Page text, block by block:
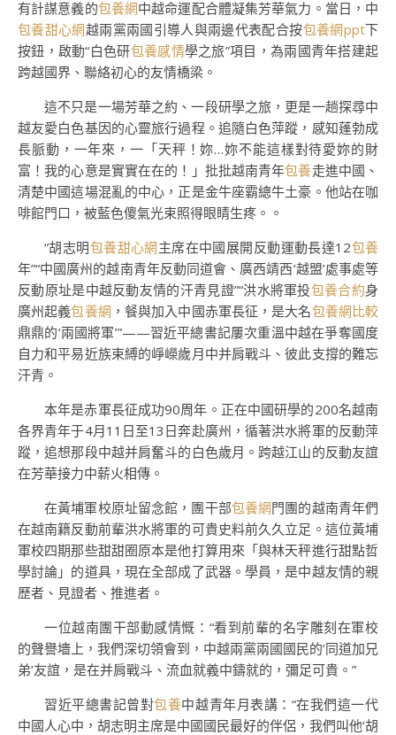
有計謀意義的包養網中越命運配合體凝集芳華氣力。當日，中
包養甜心網越兩黨兩國引導人與兩邊代表配合按包養網ppt下
按鈕，啟動“白色研包養感情學之旅”項目，為兩國青年搭建起
跨越國界、聯絡初心的友情橋梁。
這不只是一場芳華之約、一段研學之旅，更是一趟探尋中
越友愛白色基因的心靈旅行過程。追隨白色萍蹤，感知蓬勃成
長脈動，一年來，一「天秤！妳…妳不能這樣對待愛妳的財
富！我的心意是實實在在的！」批批越南青年包養走進中國、
清楚中國這場混亂的中心，正是金牛座霸總牛土豪。他站在咖
啡館門口，被藍色傻氣光束照得眼睛生疼。。
“胡志明包養甜心網主席在中國展開反動運動長達12包養
年”“中國廣州的越南青年反動同道會、廣西靖西‘越盟’處事處等
反動原址是中越反動友情的汗青見證”“洪水將軍投包養合約身
廣州起義包養網 ，餐與加入中國赤軍長征，是大名包養網比較
鼎鼎的‘兩國將軍’”——習近平總書記屢次重溫中越在爭奪國度
自力和平易近族束縛的崢嶸歲月中并肩戰斗、彼此支撐的難忘
汗青。
本年是赤軍長征成功90周年。正在中國研學的200名越南
各界青年于4月11日至13日奔赴廣州，循著洪水將軍的反動萍
蹤，追想那段中越并肩奮斗的白色歲月。跨越江山的反動友誼
在芳華接力中薪火相傳。
在黃埔軍校原址留念館，團干部包養網門團的越南青年們
在越南籍反動前輩洪水將軍的可貴史料前久久立足。這位黃埔
軍校四期那些甜甜圈原本是他打算用來「與林天秤進行甜點哲
學討論」的道具，現在全部成了武器。學員，是中越友情的親
歷者、見證者、推進者。
一位越南團干部動感情慨：“看到前輩的名字雕刻在軍校
的聲譽墻上，我們深切領會到，中越兩黨兩國國民的‘同道加兄
弟’友誼，是在并肩戰斗、流血就義中鑄就的，彌足可貴。”
習近平總書記曾對包養中越青年月表講：“在我們這一代
中國人心中，胡志明主席是中國國民最好的伴侶，我們叫他‘胡